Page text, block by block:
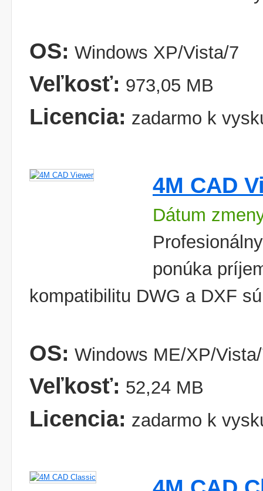
OS: Windows XP/Vista/7
Veľkosť: 973,05 MB
Licencia: zadarmo k
4M CAD
Dátum
ponúka
kompatibilitu DWG a DXF
OS: Windows ME/XP/
Veľkosť: 52,24 MB
Licencia: zadarmo k